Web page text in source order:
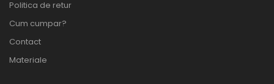
Politica de retur
Cum cumpar?
Contact
Materiale